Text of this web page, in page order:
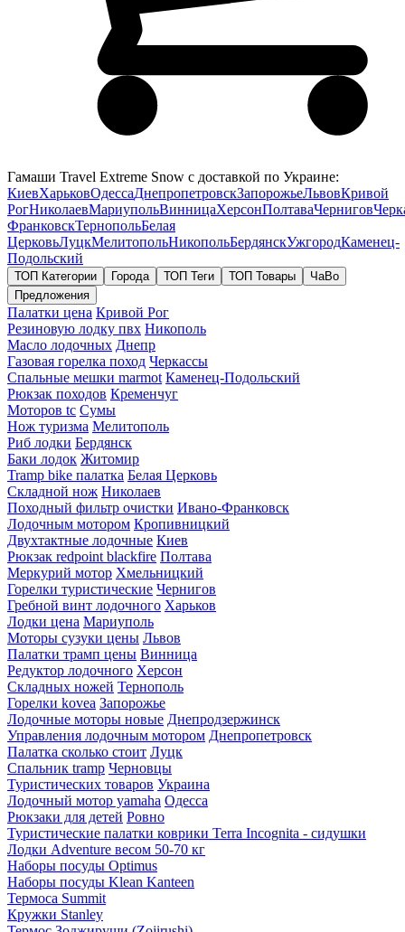
Гамаши Travel Extreme Snow с доставкой по Украине:
КиевХарьковОдессаДнепропетровскЗапорожьеЛьвовКривой
РогНиколаевМариупольВинницаХерсонПолтаваЧернигов
ФранковскТернопольБелая
ЦерковьЛуцкМелитопольНикопольБердянскУжгородКаменец-
Подольский
ТОП Категории Города ТОП Теги ТОП Товары
ЧаВо
Предложения
Палатки цена Кривой Рог
Резиновую лодку пвх Никополь
Масло лодочных Днепр
Газовая горелка поход Черкассы
Спальные мешки marmot Каменец-Подольский
Рюкзак походов Кременчуг
Моторов tc Сумы
Нож туризма Мелитополь
Риб лодки Бердянск
Баки лодок Житомир
Tramp bike палатка Белая Церковь
Складной нож Николаев
Походный фильтр очистки Ивано-Франковск
Лодочным мотором Кропивницкий
Двухтактные лодочные Киев
Рюкзак redpoint blackfire Полтава
Меркурий мотор Хмельницкий
Горелки туристические Чернигов
Гребной винт лодочного Харьков
Лодки цена Мариуполь
Моторы сузуки цены Львов
Палатки трамп цены Винница
Редуктор лодочного Херсон
Складных ножей Тернополь
Горелки kovea Запорожье
Лодочные моторы новые Днепродзержинск
Управления лодочным мотором Днепропетровск
Палатка сколько стоит Луцк
Спальник tramp Черновцы
Туристических товаров Украина
Лодочный мотор yamaha Одесса
Рюкзаки для детей Ровно
Туристические палатки коврики Terra Incognita - сидушки
Лодки Adventure весом 50-70 кг
Наборы посуды Optimus
Наборы посуды Klean Kanteen
Термоса Summit
Кружки Stanley